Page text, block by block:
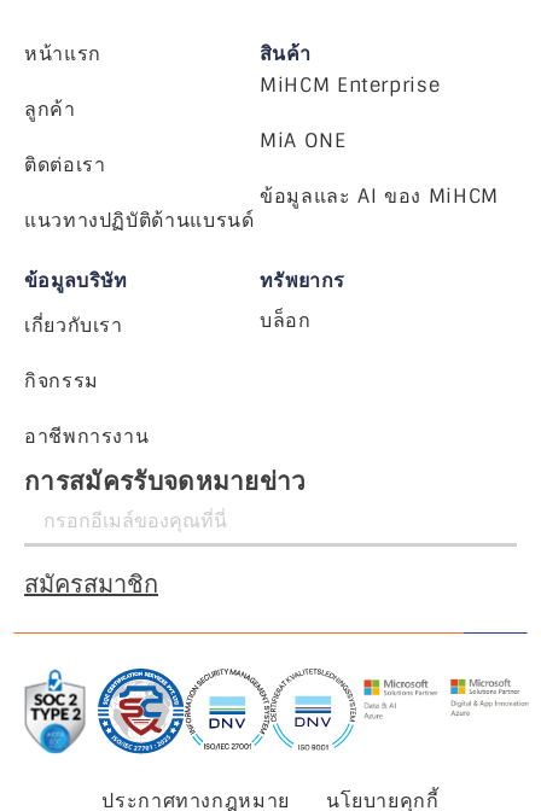
หน้าแรก
ลูกค้า
ติดต่อเรา
แนวทางปฏิบัติด้านแบรนด์
สินค้า
MiHCM Enterprise
MiA ONE
ข้อมูลและ AI ของ MiHCM
ข้อมูลบริษัท
เกี่ยวกับเรา
กิจกรรม
อาชีพการงาน
ทรัพยากร
บล็อก
การสมัครรับจดหมายข่าว
สมัครสมาชิก
ประกาศทางกฎหมาย นโยบายคุกกี้